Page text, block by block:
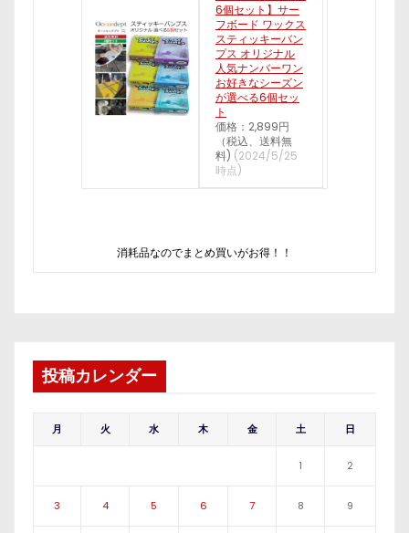
6個セット】サー
フボード ワックス
スティッキーバン
プス オリジナル
人気ナンバーワン
お好きなシーズン
が選べる6個セッ
ト
価格：2,899円
（税込、送料無
料) (2024/5/25
時点)
消耗品なのでまとめ買いがお得！！
投稿カレンダー
月 火 水 木 金 土 日
1 2
3 4 5 6 7 8 9